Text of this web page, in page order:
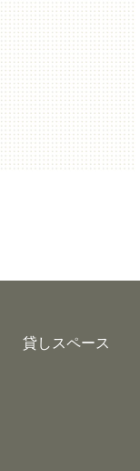
貸しスペース